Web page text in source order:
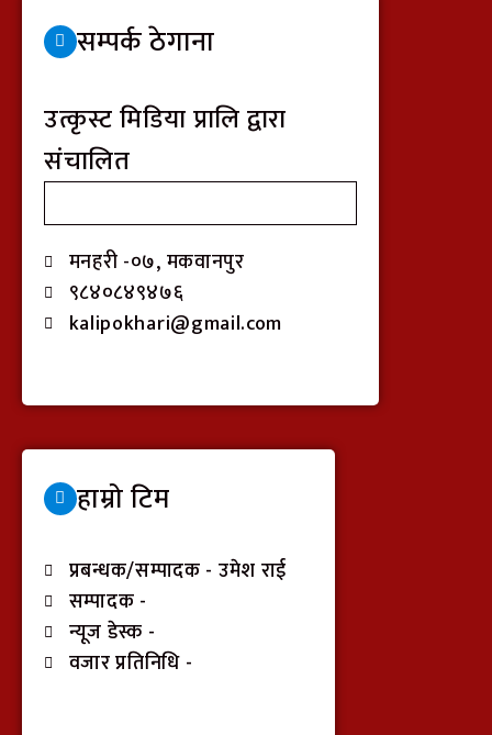
सम्पर्क ठेगाना
उत्कृस्ट मिडिया प्रालि द्वारा
संचालित
मनहरी -०७, मकवानपुर
९८४०८४९४७६
kalipokhari@gmail.com
हाम्रो टिम
प्रबन्धक/सम्पादक - उमेश राई
सम्पादक -
न्यूज डेस्क -
वजार प्रतिनिधि -